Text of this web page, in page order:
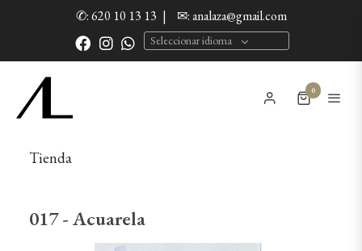
✆: 620 10 13 13 | ✉: analaza@gmail.com
Seleccionar idioma
0
Tienda
017 - Acuarela